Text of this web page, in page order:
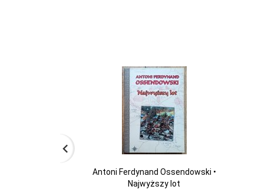
Antoni Ferdynand Ossendowski •
Najwyższy lot